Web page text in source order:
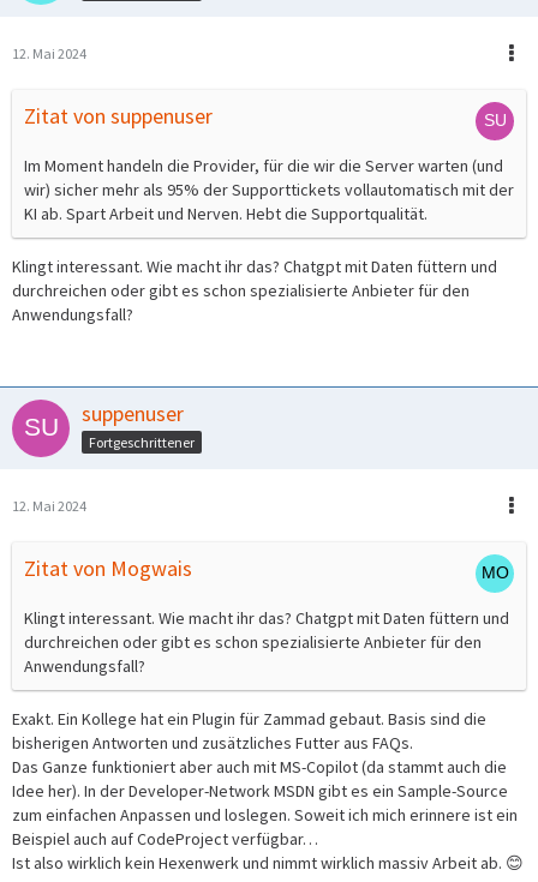
12. Mai 2024
Zitat von suppenuser
Im Moment handeln die Provider, für die wir die Server warten (und
wir) sicher mehr als 95% der Supporttickets vollautomatisch mit der
KI ab. Spart Arbeit und Nerven. Hebt die Supportqualität.
Klingt interessant. Wie macht ihr das? Chatgpt mit Daten füttern und
durchreichen oder gibt es schon spezialisierte Anbieter für den
Anwendungsfall?
suppenuser
Fortgeschrittener
12. Mai 2024
Zitat von Mogwais
Klingt interessant. Wie macht ihr das? Chatgpt mit Daten füttern und
durchreichen oder gibt es schon spezialisierte Anbieter für den
Anwendungsfall?
Exakt. Ein Kollege hat ein Plugin für Zammad gebaut. Basis sind die
bisherigen Antworten und zusätzliches Futter aus FAQs.
Das Ganze funktioniert aber auch mit MS-Copilot (da stammt auch die
Idee her). In der Developer-Network MSDN gibt es ein Sample-Source
zum einfachen Anpassen und loslegen. Soweit ich mich erinnere ist ein
Beispiel auch auf CodeProject verfügbar…
Ist also wirklich kein Hexenwerk und nimmt wirklich massiv Arbeit ab. 😊